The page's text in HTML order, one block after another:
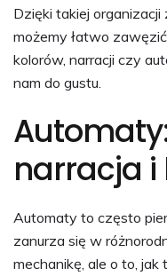
Dzięki takiej organizacji
możemy łatwo
kolorów, narracji czy
nam do gustu.
narracja i
Automaty to często
zanurza się w
mechanikę, ale o to,